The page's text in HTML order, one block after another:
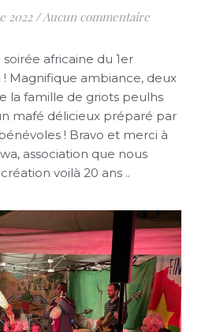
2022 /Aucun commentaire
africaine du 1er
Magnifique ambiance, deux
la famille de griots peulhs
mafé délicieux préparé par
! Bravo et merci à
association que nous
voilà 20 ans ..